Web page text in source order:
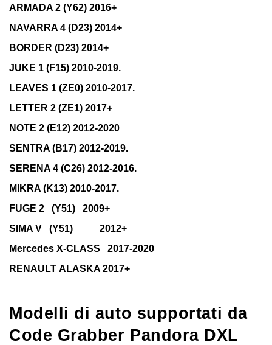
ARMADA 2 (Y62) 2016+
NAVARRA 4 (D23) 2014+
BORDER (D23) 2014+
JUKE 1 (F15) 2010-2019.
LEAVES 1 (ZE0) 2010-2017.
LETTER 2 (ZE1) 2017+
NOTE 2 (E12) 2012-2020
SENTRA (B17) 2012-2019.
SERENA 4 (C26) 2012-2016.
MIKRA (K13) 2010-2017.
FUGE 2
(Y51)
2009+
SIMA V
(Y51)
2012+
Mercedes X-CLASS
2017-2020
RENAULT ALASKA 2017+
Modelli di auto supportati da
Code Grabber Pandora DXL